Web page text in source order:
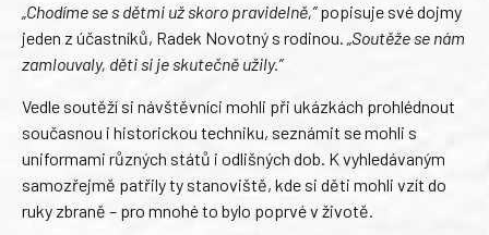
„Chodíme se s dětmi už skoro pravidelně,”popisuje své dojmy
jeden z účastníků, Radek Novotný s rodinou. „Soutěže se nám
zamlouvaly, děti si je skutečně užily.”
Vedle soutěží si návštěvníci mohli při ukázkách prohlédnout
současnou i historickou techniku, seznámit se mohli s
uniformami různých států i odlišných dob. K vyhledávaným
samozřejmě patřily ty stanoviště, kde si děti mohli vzít do
ruky zbraně – pro mnohé to bylo poprvé v životě.